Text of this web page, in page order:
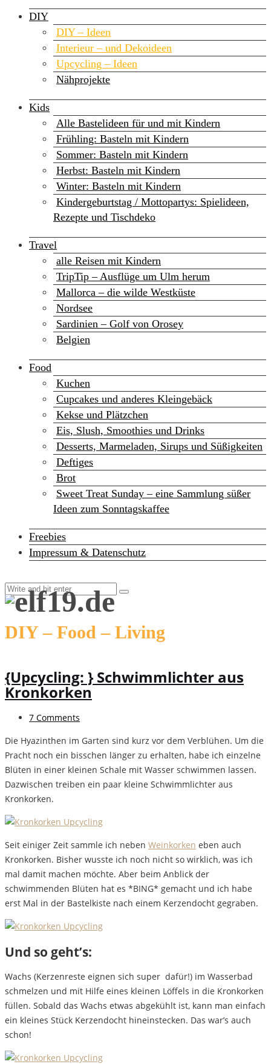
DIY
DIY – Ideen
Interieur – und Dekoideen
Upcycling – Ideen
Nähprojekte
Kids
Alle Bastelideen für und mit Kindern
Frühling: Basteln mit Kindern
Sommer: Basteln mit Kindern
Herbst: Basteln mit Kindern
Winter: Basteln mit Kindern
Kindergeburtstag / Mottopartys: Spielideen,
Rezepte und Tischdeko
Travel
alle Reisen mit Kindern
TripTip – Ausflüge um Ulm herum
Mallorca – die wilde Westküste
Nordsee
Sardinien – Golf von Orosey
Belgien
Food
Kuchen
Cupcakes und anderes Kleingebäck
Kekse und Plätzchen
Eis, Slush, Smoothies und Drinks
Desserts, Marmeladen, Sirups und Süßigkeiten
Deftiges
Brot
Sweet Treat Sunday – eine Sammlung süßer
Ideen zum Sonntagskaffee
Freebies
Impressum & Datenschutz
DIY – Food – Living
{Upcycling: } Schwimmlichter aus
Kronkorken
7 Comments
Die Hyazinthen im Garten sind kurz vor dem Verblühen. Um die
Pracht noch ein bisschen länger zu erhalten, habe ich einzelne
Blüten in einer kleinen Schale mit Wasser schwimmen lassen.
Dazwischen treiben ein paar kleine Schwimmlichter aus
Kronkorken.
Seit einiger Zeit sammle ich neben Weinkorken eben auch
Kronkorken. Bisher wusste ich noch nicht so wirklich, was ich
mal damit machen möchte. Aber beim Anblick der
schwimmenden Blüten hat es *BING* gemacht und ich habe
erst Mal in der Bastelkiste nach einem Kerzendocht gegraben.
Und so geht’s:
Wachs (Kerzenreste eignen sich super dafür!) im Wasserbad
schmelzen und mit Hilfe eines kleinen Löffels in die Kronkorken
füllen. Sobald das Wachs etwas abgekühlt ist, kann man einfach
ein kleines Stück Kerzendocht hineinstecken. Das war’s auch
schon!